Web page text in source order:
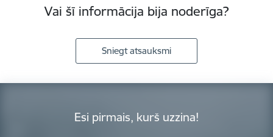
Vai šī informācija bija noderīga?
Sniegt atsauksmi
Esi pirmais, kurš uzzina!